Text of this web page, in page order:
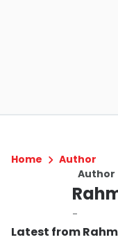
Home
Author
Author
-
Latest from